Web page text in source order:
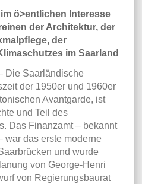
ö>entlichen Interesse
der Architektur, der
der
im Saarland
Die Saarländische
der 1950er und 1960er
Avantgarde, ist
und Teil des
Das Finanzamt – bekannt
war das erste moderne
und wurde
von George-Henri
von Regierungsbaurat